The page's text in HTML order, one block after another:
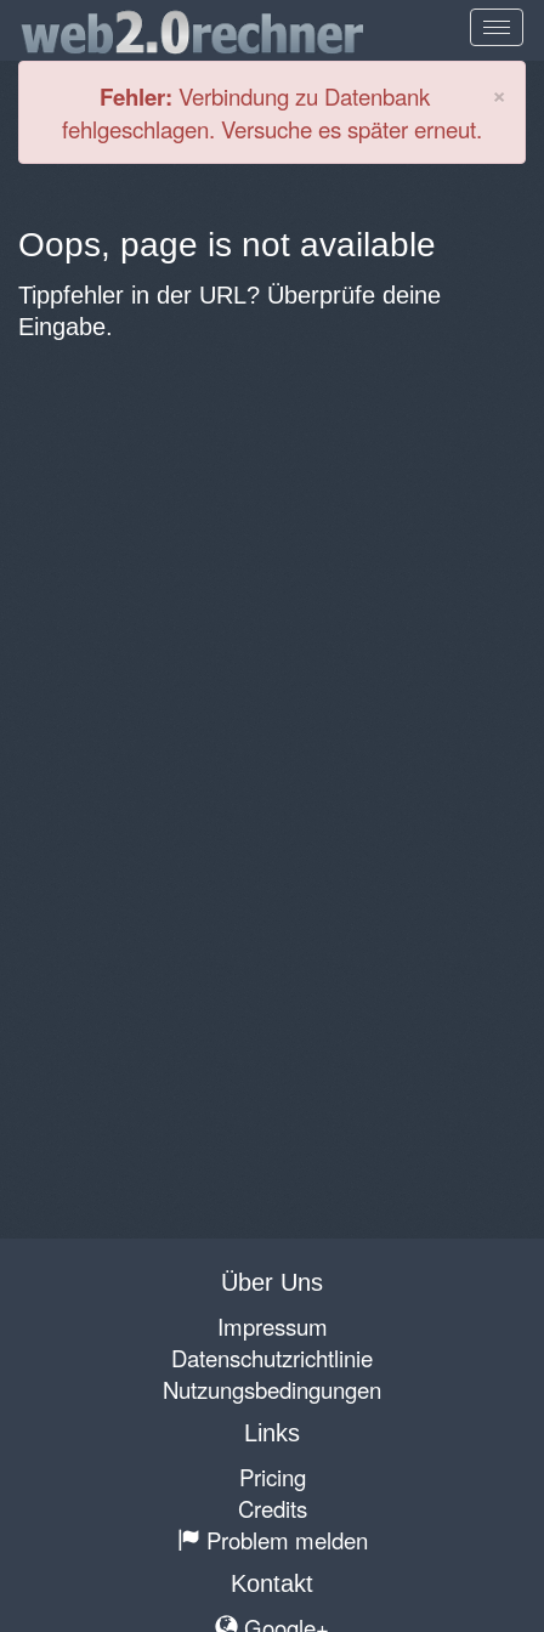
×
Fehler: Verbindung zu Datenbank
fehlgeschlagen. Versuche es später erneut.
Oops, page is not available
Tippfehler in der URL? Überprüfe deine
Eingabe.
Über Uns
Impressum
Datenschutzrichtlinie
Nutzungsbedingungen
Links
Pricing
Credits
Problem melden
Kontakt